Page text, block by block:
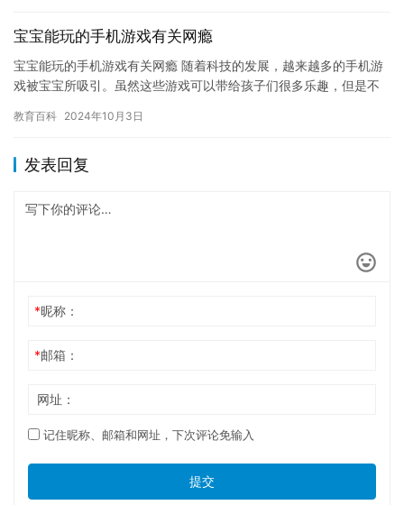
宝宝能玩的手机游戏有关网瘾
宝宝能玩的手机游戏有关网瘾 随着科技的发展，越来越多的手机游
戏被宝宝所吸引。虽然这些游戏可以带给孩子们很多乐趣，但是不
问题…
教育百科 2024年10月3日
发表回复
*昵称：
*邮箱：
网址：
记住昵称、邮箱和网址，下次评论免输入
提交